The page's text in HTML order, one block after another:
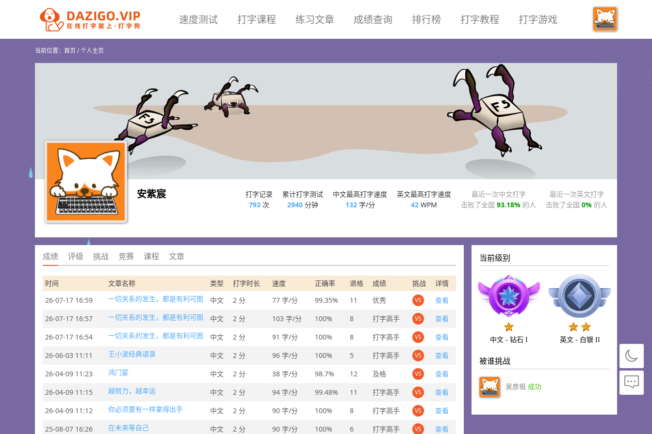
速度测试 打字课程 练习文章 成绩查询 排行榜 打字教程 打字游戏
当前位置： 首页/个人主页
安紫宸
打字记录
793 次
累计打字测试
2940 分钟
中文最高打字速度
132字/分
英文最高打字速度
42 WPM
最近一次中文打字
击败了全国 93.18% 的人
最近一次英文打字
击败了全国 0% 的人
成绩 评级 挑战 竞赛 课程 文章
时间 文章名称 类型 打字时长 速度 正确率 退格 成绩 挑战
详情
26-07-17 16:59
一切关系的发生，都是有利可图 中文 2 分 77 字/分 99.35% 11 优秀 VS
查看
26-07-17 16:57
一切关系的发生，都是有利可图 中文 2 分 103 字/分 100% 8 打字高手 VS
查看
26-07-17 16:54
一切关系的发生，都是有利可图 中文 2 分 91 字/分 100% 8 打字高手 VS
查看
26-06-03 11:11
王小波经典语录 中文 2 分 96 字/分 100% 5 打字高手 VS
查看
26-04-09 11:23
鸿门宴 中文 2 分 38 字/分 98.7% 12 及格 VS
查看
26-04-09 11:15
越努力，越幸运 中文 2 分 94 字/分 99.48% 11 打字高手 VS
查看
26-04-09 11:12
你必须要有一样拿得出手 中文 2 分 90 字/分 100% 8 打字高手 VS
查看
25-08-07 16:26
在未来等自己 中文 2 分 90 字/分 100% 6 打字高手 VS 查看
当前级别
中文 - 钻石 I 英文 - 白银 II
被谁挑战
吴彦祖 成功